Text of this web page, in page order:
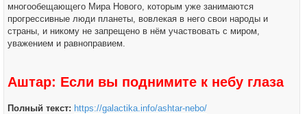
многообещающего Мира Нового, которым уже занимаются
прогрессивные люди планеты, вовлекая в него свои народы и
страны, и никому не запрещено в нём участвовать с миром,
уважением и равноправием.
Аштар: Если вы поднимите к небу глаза
Полный текст: https://galactika.info/ashtar-nebo/